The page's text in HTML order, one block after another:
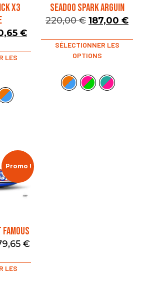
X3
€
LES
SEADOO SPARK ARGUIN
220,00€ 187,00 €
SÉLECTIONNER LES
OPTIONS
Promo !
€
LES